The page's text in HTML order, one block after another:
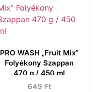
PRO WASH „Fruit Mix”
Folyékony Szappan
470 g / 450 ml
649Ft
Original
Current